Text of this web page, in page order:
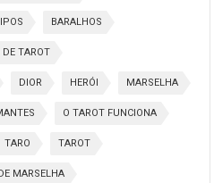
BARALHOS
DE TAROT
DIOR HERÓI MARSELHA
O TAROT FUNCIONA
TARO TAROT
MARSELHA